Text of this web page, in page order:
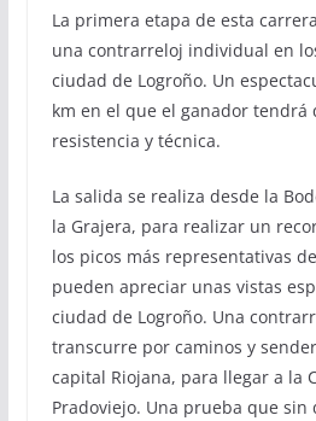
La primera etapa de esta
una contrarreloj individual en
ciudad de Logroño. Un
km en el que el ganador tendrá
resistencia y técnica.
La salida se realiza desde la
la Grajera, para realizar un
los picos más representativas
pueden apreciar unas vistas
ciudad de Logroño. Una
transcurre por caminos y
capital Riojana, para llegar a la
Pradoviejo. Una prueba que sin